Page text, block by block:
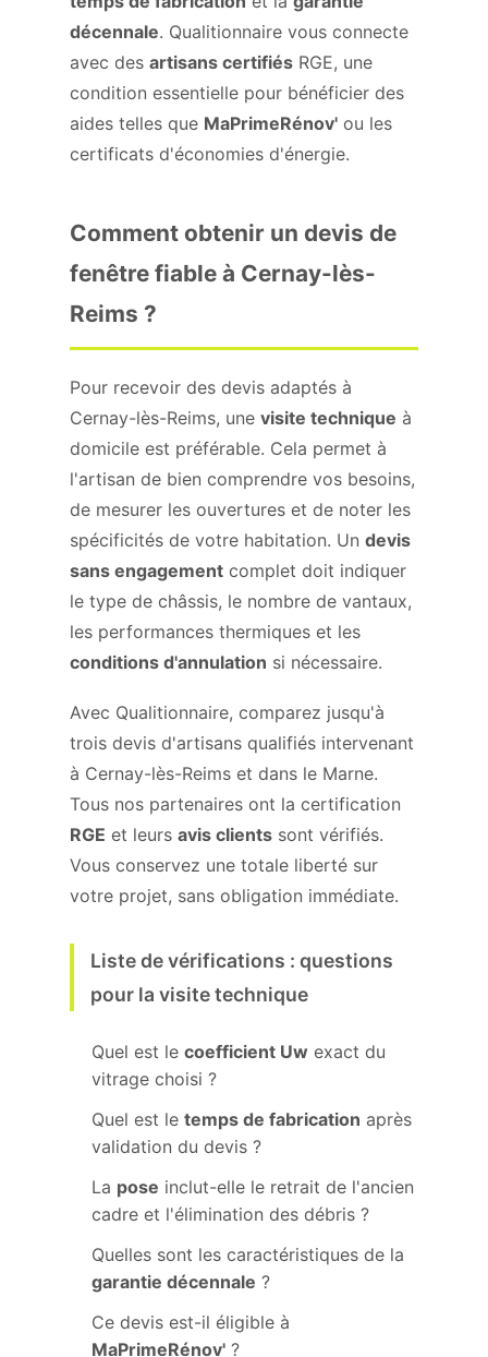
décennale. Qualitionnaire vous connecte
avec des artisans certifiés RGE, une
condition essentielle pour bénéficier des
aides telles que MaPrimeRénov' ou les
certificats d'économies d'énergie.
Comment obtenir un devis de
fenêtre fiable à Cernay-lès-
Reims ?
Pour recevoir des devis adaptés à
Cernay-lès-Reims, une visite technique à
domicile est préférable. Cela permet à
l'artisan de bien comprendre vos besoins,
de mesurer les ouvertures et de noter les
spécificités de votre habitation. Un devis
sans engagement complet doit indiquer
le type de châssis, le nombre de vantaux,
les performances thermiques et les
conditions d'annulation si nécessaire.
Avec Qualitionnaire, comparez jusqu'à
trois devis d'artisans qualifiés intervenant
à Cernay-lès-Reims et dans le Marne.
Tous nos partenaires ont la certification
RGE et leurs avis clients sont vérifiés.
Vous conservez une totale liberté sur
votre projet, sans obligation immédiate.
Liste de vérifications : questions
pour la visite technique
Quel est le coefficient Uw exact du
vitrage choisi ?
Quel est le temps de fabrication après
validation du devis ?
La pose inclut-elle le retrait de l'ancien
cadre et l'élimination des débris ?
Quelles sont les caractéristiques de la
garantie décennale ?
Ce devis est-il éligible à
MaPrimeRénov' ?